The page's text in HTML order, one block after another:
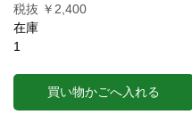
税抜 ￥2,400
在庫
1
買い物かごへ入れる